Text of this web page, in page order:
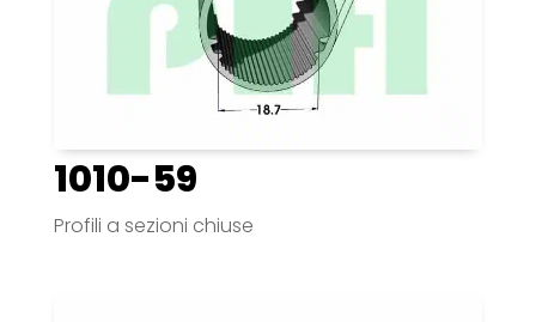
1010-59
Profili a sezioni chiuse